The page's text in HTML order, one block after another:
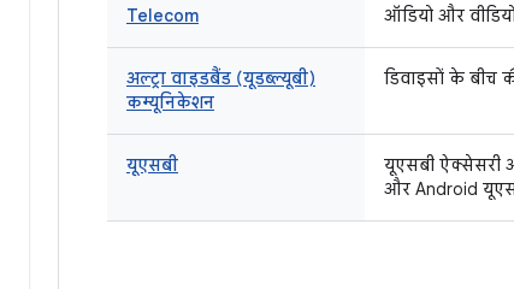
Telecom ऑडियो और
अल्ट्रा वाइडबैंड (यूडब्ल्यूबी)
कम्यूनिकेशन
डिवाइसों के बीच
यूएसबी
यूएसबी ऐक्सेसरी
और Android